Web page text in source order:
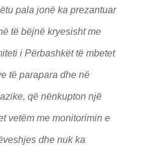
pala jonë ka prezantuar
të bëjnë kryesisht me
i Përbashkët të mbetet
të parapara dhe në
që nënkupton një
vetëm me monitorimin e
dhe nuk ka